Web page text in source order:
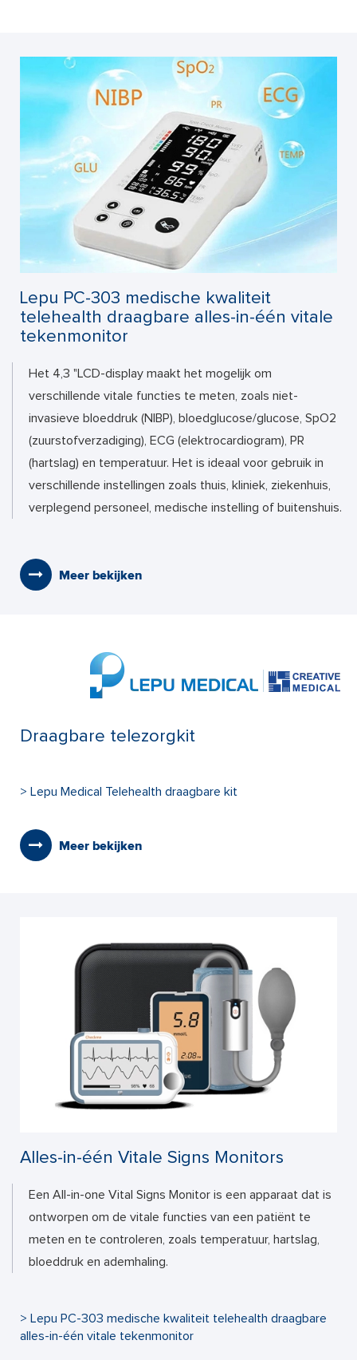
Lepu PC-303 medische kwaliteit
telehealth draagbare alles-in-één vitale
tekenmonitor
Het 4,3 "LCD-display maakt het mogelijk om
verschillende vitale functies te meten, zoals niet-
invasieve bloeddruk (NIBP), bloedglucose/glucose, SpO2
(zuurstofverzadiging), ECG (elektrocardiogram), PR
(hartslag) en temperatuur. Het is ideaal voor gebruik in
verschillende instellingen zoals thuis, kliniek, ziekenhuis,
verplegend personeel, medische instelling of buitenshuis.
Meer bekijken
Draagbare telezorgkit
> Lepu Medical Telehealth draagbare kit
Meer bekijken
Alles-in-één Vitale Signs Monitors
Een All-in-one Vital Signs Monitor is een apparaat dat is
ontworpen om de vitale functies van een patiënt te
meten en te controleren, zoals temperatuur, hartslag,
bloeddruk en ademhaling.
> Lepu PC-303 medische kwaliteit telehealth draagbare
alles-in-één vitale tekenmonitor